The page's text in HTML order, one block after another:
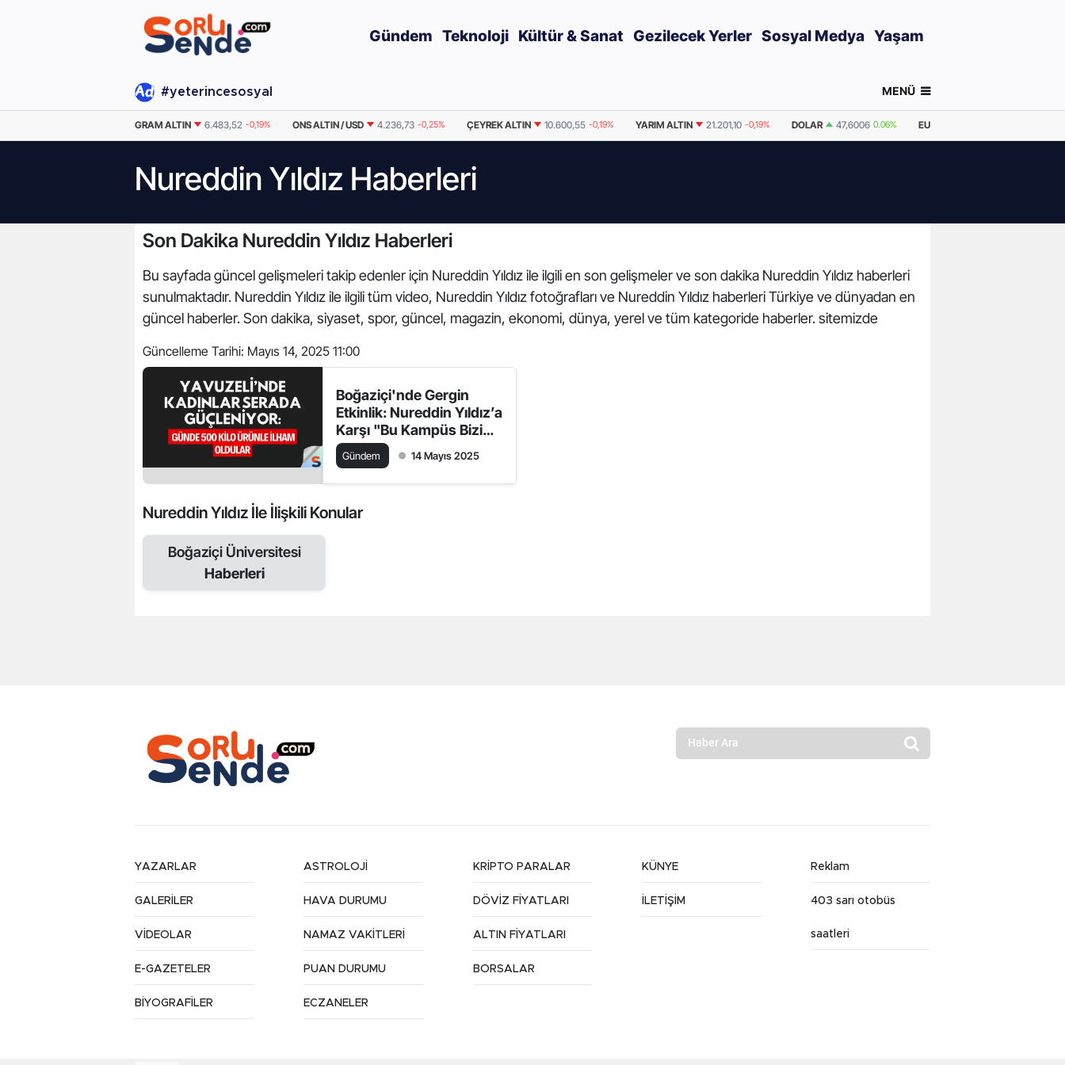
Gündem Teknoloji Kültür & Sanat Gezilecek Yerler Sosyal Medya Yaşam
#yeterincesosyal MENÜ
GRAM ALTIN 6.483,52 -0,19% ONS ALTIN / USD 4.236,73 -0,25% ÇEYREK ALTIN 10.600,55 -0,19% YARIM ALTIN 21.201,10 -0,19% DOLAR 47,6006 0.06% EURO
Nureddin Yıldız Haberleri
Son Dakika Nureddin Yıldız Haberleri
Bu sayfada güncel gelişmeleri takip edenler için Nureddin Yıldız ile ilgili en son gelişmeler ve son dakika Nureddin Yıldız haberleri
sunulmaktadır. Nureddin Yıldız ile ilgili tüm video, Nureddin Yıldız fotoğrafları ve Nureddin Yıldız haberleri Türkiye ve dünyadan en
güncel haberler. Son dakika, siyaset, spor, güncel, magazin, ekonomi, dünya, yerel ve tüm kategoride haberler. sitemizde
Güncelleme Tarihi: Mayıs 14, 2025 11:00
Boğaziçi'nde Gergin
Etkinlik: Nureddin Yıldız’a
Karşı "Bu Kampüs Bizim"
Protestosu
Gündem 14 Mayıs 2025
Nureddin Yıldız İle İlişkili Konular
Boğaziçi Üniversitesi
Haberleri
YAZARLAR
GALERİLER
VİDEOLAR
E-GAZETELER
BİYOGRAFİLER
ASTROLOJİ
HAVA DURUMU
NAMAZ VAKİTLERİ
PUAN DURUMU
ECZANELER
KRİPTO PARALAR
DÖVİZ FİYATLARI
ALTIN FİYATLARI
BORSALAR
KÜNYE
İLETİŞİM
Reklam
403 sarı otobüs
saatleri